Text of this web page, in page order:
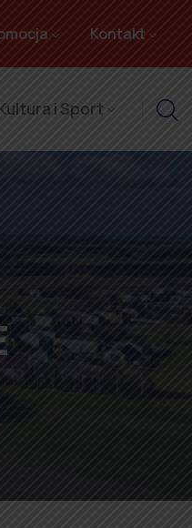
Kontakt
i Sport